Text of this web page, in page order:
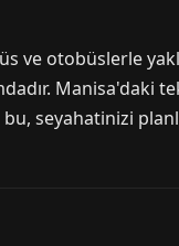
ve otobüslerle
Manisa'daki
seyahatinizi